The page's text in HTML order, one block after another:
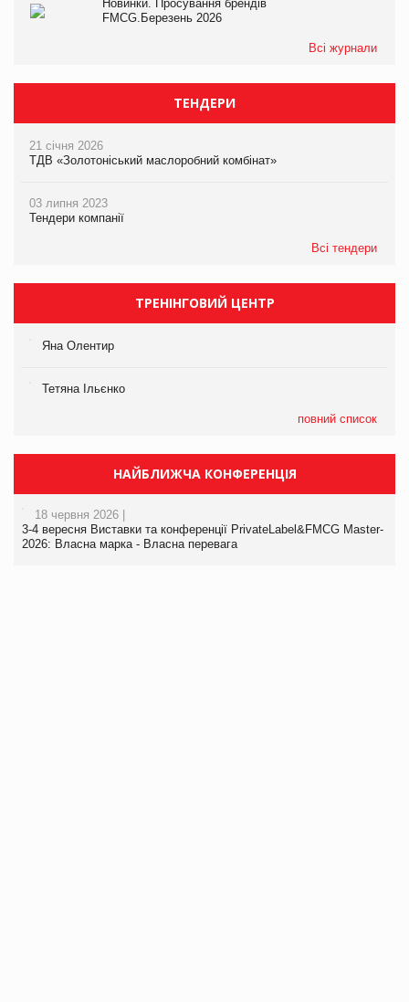
Новинки. Просування брендів
FMCG.Березень 2026
Всі журнали
ТЕНДЕРИ
21 січня 2026
ТДВ «Золотоніський маслоробний комбінат»
03 липня 2023
Тендери компанії
Всі тендери
ТРЕНІНГОВИЙ ЦЕНТР
Яна Олентир
Тетяна Ільєнко
повний список
НАЙБЛИЖЧА КОНФЕРЕНЦІЯ
18 червня 2026 |
3-4 вересня Виставки та конференції PrivateLabel&FMCG Master-
2026: Власна марка - Власна перевага